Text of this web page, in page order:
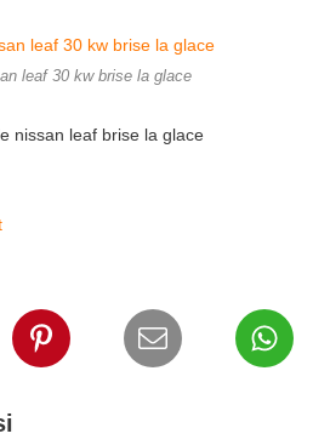
leaf 30 kw brise la glace
nissan leaf brise la glace